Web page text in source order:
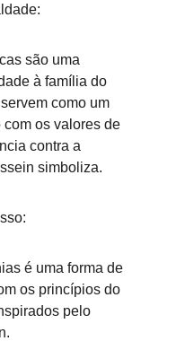
são uma
à família do
como um
com os valores de
contra a
simboliza.
é uma forma de
os princípios do
pelo